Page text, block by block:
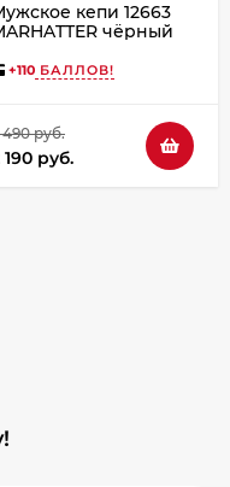
кепи 12663
чёрный
+110 БАЛЛОВ!
490 руб.
190 руб.